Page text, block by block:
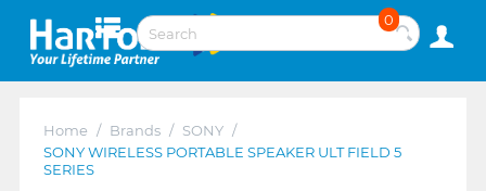
0
Home / Brands / SONY /
SONY WIRELESS PORTABLE SPEAKER ULT FIELD 5
SERIES